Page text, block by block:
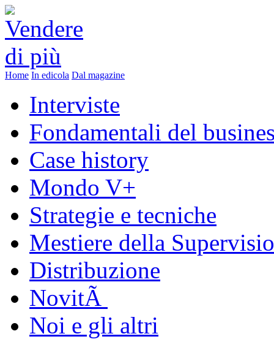
Home In edicola Dal magazine
Interviste
Fondamentali del
Case history
Mondo V+
Strategie e tecniche
Mestiere della
Distribuzione
NovitÃ
Noi e gli altri